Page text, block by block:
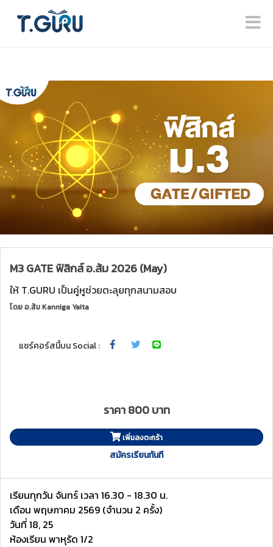
M3 GATE ฟิสิกส์ อ.ส้ม 2026 (May)
ให้ T.GURU เป็นคู่หูช่วยตะลุยทุกสนามสอบ
โดยอ.ส้ม Kanniga Yaita
แชร์คอร์สนี้บน Social :
ราคา 800 บาท
เพิ่มลงตะกร้า
สมัครเรียนทันที
เรียนทุกวัน จันทร์ เวลา 16.30 - 18.30 น.
เดือน พฤษภาคม 2569 (จำนวน 2 ครั้ง)
วันที่ 18, 25
ห้องเรียน พาหุรัด 1/2